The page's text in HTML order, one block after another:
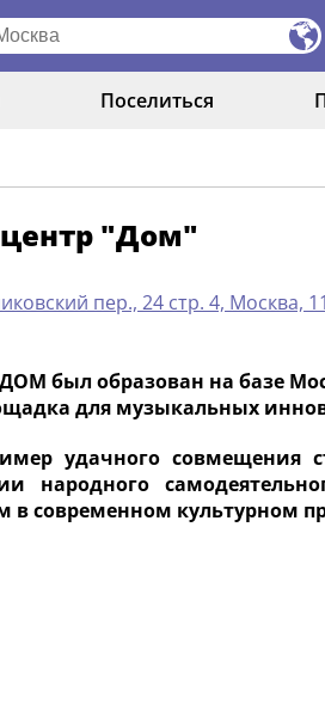
Поселиться
"Дом"
пер., 24 стр. 4, Москва,
был образован на базе
для музыкальных
удачного совмещения
народного
современном культурном